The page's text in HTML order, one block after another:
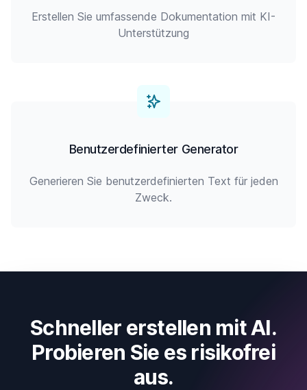
Erstellen Sie umfassende Dokumentation mit KI-
Unterstützung
Benutzerdefinierter Generator
Generieren Sie benutzerdefinierten Text für jeden
Zweck.
Schneller erstellen mit AI.
Probieren Sie es risikofrei
aus.